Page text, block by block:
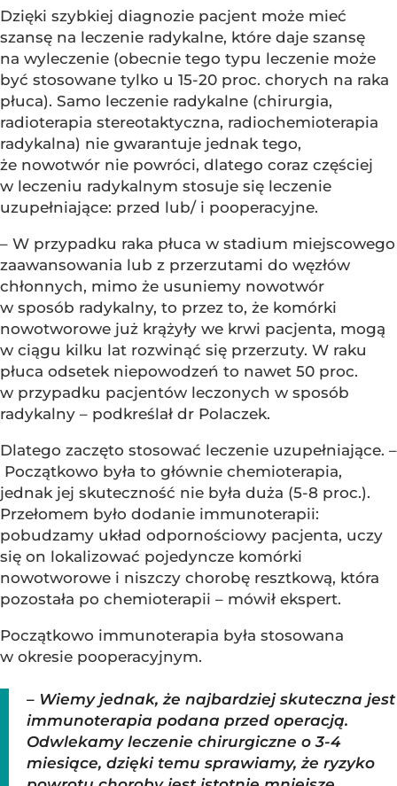
Dzięki szybkiej diagnozie pacjent może mieć
szansę na leczenie radykalne, które daje szansę
na wyleczenie (obecnie tego typu leczenie może
być stosowane tylko u 15-20 proc. chorych na raka
płuca). Samo leczenie radykalne (chirurgia,
radioterapia stereotaktyczna, radiochemioterapia
radykalna) nie gwarantuje jednak tego,
że nowotwór nie powróci, dlatego coraz częściej
w leczeniu radykalnym stosuje się leczenie
uzupełniające: przed lub/ i pooperacyjne.
– W przypadku raka płuca w stadium miejscowego
zaawansowania lub z przerzutami do węzłów
chłonnych, mimo że usuniemy nowotwór
w sposób radykalny, to przez to, że komórki
nowotworowe już krążyły we krwi pacjenta, mogą
w ciągu kilku lat rozwinąć się przerzuty. W raku
płuca odsetek niepowodzeń to nawet 50 proc.
w przypadku pacjentów leczonych w sposób
radykalny – podkreślał dr Polaczek.
Dlatego zaczęto stosować leczenie uzupełniające. –
Początkowo była to głównie chemioterapia,
jednak jej skuteczność nie była duża (5-8 proc.).
Przełomem było dodanie immunoterapii:
pobudzamy układ odpornościowy pacjenta, uczy
się on lokalizować pojedyncze komórki
nowotworowe i niszczy chorobę resztkową, która
pozostała po chemioterapii – mówił ekspert.
Początkowo immunoterapia była stosowana
w okresie pooperacyjnym.
– Wiemy jednak, że najbardziej skuteczna jest
immunoterapia podana przed operacją.
Odwlekamy leczenie chirurgiczne o 3-4
miesiące, dzięki temu sprawiamy, że ryzyko